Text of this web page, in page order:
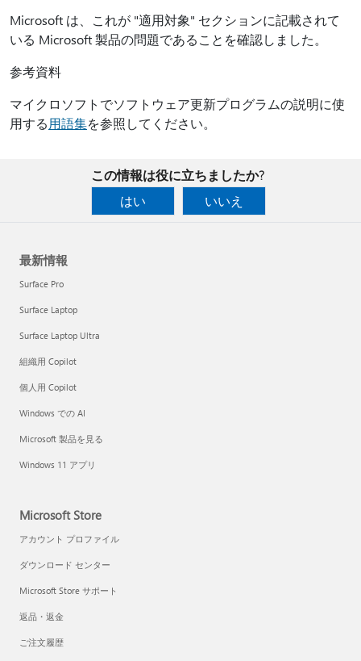
Microsoft は、これが "適用対象" セクションに記載されて
いる Microsoft 製品の問題であることを確認しました。
参考資料
マイクロソフトでソフトウェア更新プログラムの説明に使
用する用語集を参照してください。
この情報は役に立ちましたか?
はい
いいえ
最新情報
Surface Pro
Surface Laptop
Surface Laptop Ultra
組織用 Copilot
個人用 Copilot
Windows での AI
Microsoft 製品を見る
Windows 11 アプリ
Microsoft Store
アカウント プロファイル
ダウンロード センター
Microsoft Store サポート
返品・返金
ご注文履歴